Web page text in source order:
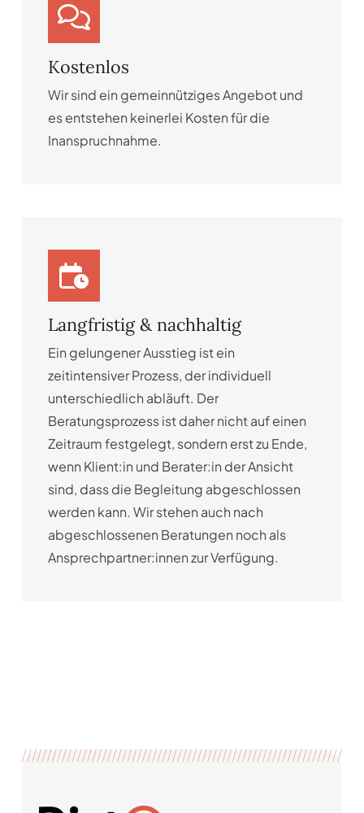
Kostenlos
Wir sind ein gemeinnütziges Angebot und
es entstehen keinerlei Kosten für die
Inanspruchnahme.
Langfristig & nachhaltig
Ein gelungener Ausstieg ist ein
zeitintensiver Prozess, der individuell
unterschiedlich abläuft. Der
Beratungsprozess ist daher nicht auf einen
Zeitraum festgelegt, sondern erst zu Ende,
wenn Klient:in und Berater:in der Ansicht
sind, dass die Begleitung abgeschlossen
werden kann. Wir stehen auch nach
abgeschlossenen Beratungen noch als
Ansprechpartner:innen zur Verfügung.